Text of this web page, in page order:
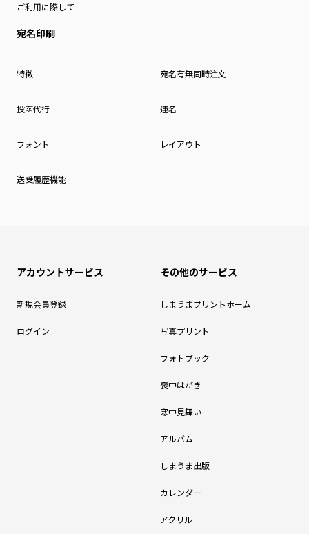
ご利用に際して
宛名印刷
特徴 宛名有無同時注文
投函代行 連名
フォント レイアウト
送受履歴機能
アカウントサービス
新規会員登録
ログイン
その他のサービス
しまうまプリントホーム
写真プリント
フォトブック
喪中はがき
寒中見舞い
アルバム
しまうま出版
カレンダー
アクリル